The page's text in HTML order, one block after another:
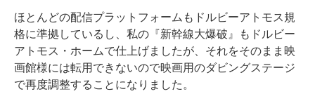
ほとんどの配信プラットフォームもドルビーアトモス規
格に準拠しているし、私の『新幹線大爆破』もドルビー
アトモス・ホームで仕上げましたが、それをそのまま映
画館様には転用できないので映画用のダビングステージ
で再度調整することになりました。